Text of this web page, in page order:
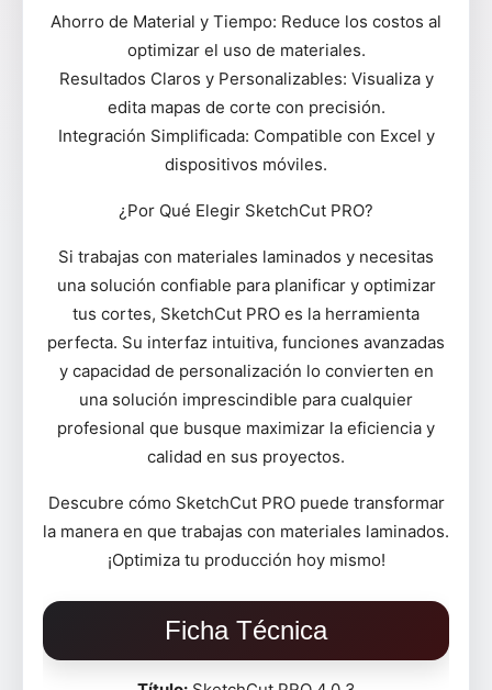
Ahorro de Material y Tiempo: Reduce los costos al
optimizar el uso de materiales.
Resultados Claros y Personalizables: Visualiza y
edita mapas de corte con precisión.
Integración Simplificada: Compatible con Excel y
dispositivos móviles.
¿Por Qué Elegir SketchCut PRO?
Si trabajas con materiales laminados y necesitas
una solución confiable para planificar y optimizar
tus cortes, SketchCut PRO es la herramienta
perfecta. Su interfaz intuitiva, funciones avanzadas
y capacidad de personalización lo convierten en
una solución imprescindible para cualquier
profesional que busque maximizar la eficiencia y
calidad en sus proyectos.
Descubre cómo SketchCut PRO puede transformar
la manera en que trabajas con materiales laminados.
¡Optimiza tu producción hoy mismo!
Ficha Técnica